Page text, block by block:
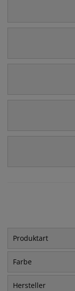
Produktart
Farbe
Hersteller